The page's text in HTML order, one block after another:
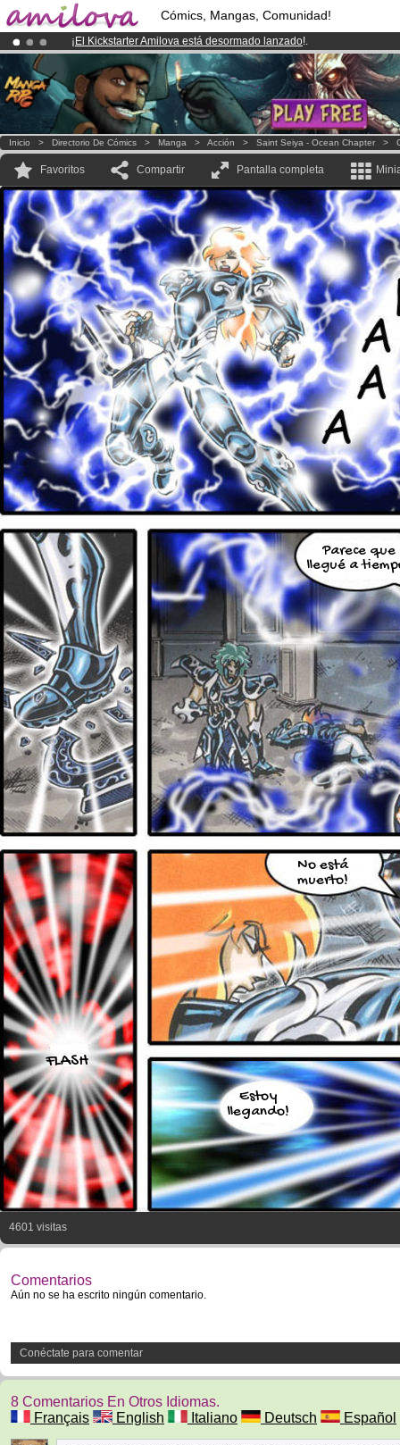
Cómics, Mangas, Comunidad!
¡ El Kickstarter Amilova está desormado lanzado!.
¡Conviertete en Premium por3.95 eurosal mes!Hazte Premium ya
¡Ya tenemos 134393miembrosy 1208 Cómics y Mangas!.
Inicio > Directorio De Cómics > Manga > Acción > Saint Seiya - Ocean Chapter >
Favoritos Compartir Pantalla completa
Parece que
llegué a
FLASH
No está
muerto!
Estoy
llegando!
4601 visitas
Comentarios
Aún no se ha escrito ningún comentario.
Conéctate para comentar
8 Comentarios En Otros Idiomas.
Français
English Italiano Deutsch Español